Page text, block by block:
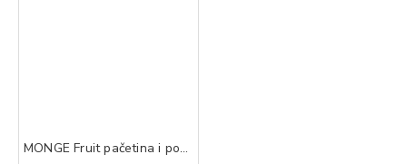
MONGE Fruit pačetina i pomorandža 100g